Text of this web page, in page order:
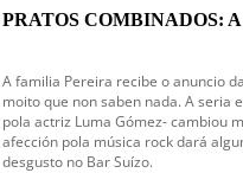
PRATOS COMBINADOS:
A familia Pereira recibe o anuncio
moito que non saben nada. A seria
pola actriz Luma Gómez- cambiou
afección pola música rock dará
desgusto no Bar Suízo.